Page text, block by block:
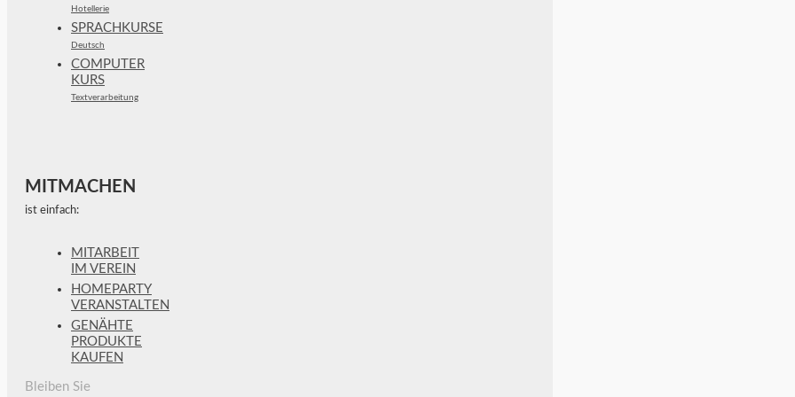
Hotellerie
SPRACHKURSE
Deutsch
COMPUTER
KURS
Textverarbeitung
MITMACHEN
ist einfach:
MITARBEIT
IM VEREIN
HOMEPARTY
VERANSTALTEN
GENÄHTE
PRODUKTE
KAUFEN
Bleiben Sie